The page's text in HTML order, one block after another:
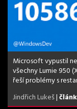
Microsoft vypustil
všechny Lumie 950
řeší problémy s
Jindřich Lukeš|